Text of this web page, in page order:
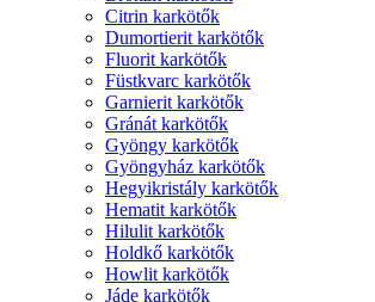
Citrin karkötők
Dumortierit karkötők
Fluorit karkötők
Füstkvarc karkötők
Garnierit karkötők
Gránát karkötők
Gyöngy karkötők
Gyöngyház karkötők
Hegyikristály karkötők
Hematit karkötők
Hilulit karkötők
Holdkő karkötők
Howlit karkötők
Jáde karkötők